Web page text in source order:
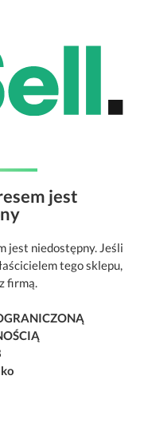
jest
jest niedostępny. Jeśli
tego sklepu,
firmą.